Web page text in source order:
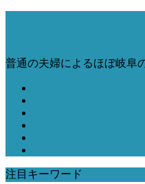
普通の夫婦によるほぼ岐阜
注目キーワード